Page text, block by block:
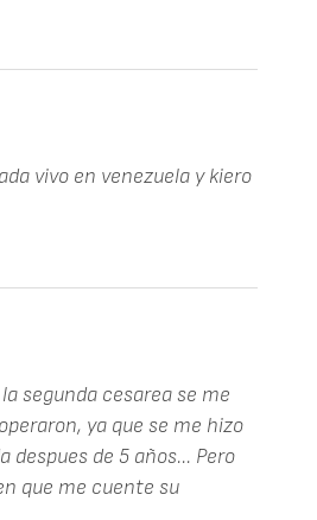
vivo en venezuela y kiero
segunda cesarea se me
ya que se me hizo
de 5 años... Pero
que me cuente su